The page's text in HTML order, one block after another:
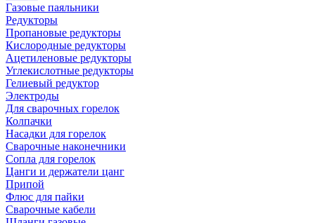
Газовые паяльники
Редукторы
Пропановые редукторы
Кислородные редукторы
Ацетиленовые редукторы
Углекислотные редукторы
Гелиевый редуктор
Электроды
Для сварочных горелок
Колпачки
Насадки для горелок
Сварочные наконечники
Сопла для горелок
Цанги и держатели цанг
Припой
Флюс для пайки
Сварочные кабели